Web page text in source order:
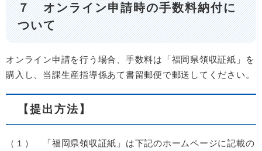
７ オンライン申請時の手数料納付に
ついて
オンライン申請を行う場合、手数料は「福岡県領収証紙」を
購入し、当課生産指導係あて書留郵便で郵送してください。
【提出方法】
（１） 「福岡県領収証紙」は下記のホームページに記載の